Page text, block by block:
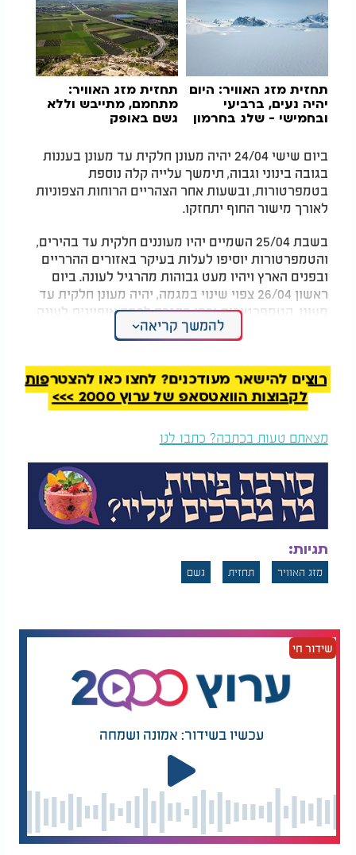
תחזית מזג האוויר: היום
יהיה נעים, ברביעי
ובחמישי - שלג בחרמון
תחזית מזג האוויר:
מתחמם, מתייבש וללא
גשם באופק
ביום שישי 24/04 יהיה מעונן חלקית עד מעונן בעננות
בגובה בינוני וגבוה, תימשך עלייה קלה נוספת
בטמפרטורות, ובשעות אחר הצהריים הרוחות הצפוניות
לאורך מישור החוף יתחזקו.
בשבת 25/04 השמיים יהיו מעוננים חלקית עד בהירים,
והטמפרטורות יוסיפו לעלות בעיקר באזורים ההרריים
ובפנים הארץ ויהיו מעט גבוהות מהרגיל לעונה. ביום
ראשון 26/04 צפוי שינוי במגמה, יהיה מעונן חלקית עד
מעונן, הטמפרטורות ירדו בחזרה לרמה אופיינית לעונה
ומאוחר יותר אחר הצהריים ייתכנו גשמים מקומיים קלים
להמשך קריאה
רוצים להישאר מעודכנים? לחצו כאן להצטרפות
לקבוצות הוואטסאפ של ערוץ 2000 >>>
מצאתם טעות בכתבה? כתבו לנו
תגיות:
מזג האוויר תחזית גשם
שידור חי
עכשיו בשידור: אמונה ושמחה